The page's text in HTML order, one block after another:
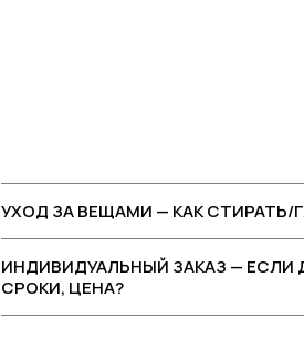
УХОД ЗА ВЕЩАМИ — КАК СТИРАТЬ/
ИНДИВИДУАЛЬНЫЙ ЗАКАЗ — ЕСЛИ
СРОКИ, ЦЕНА?